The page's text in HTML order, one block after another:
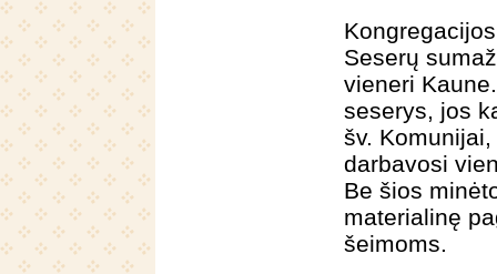
Seserų
vieneri
seserys, jos
šv.
darbavosi
Be šios
materialinę
šeimoms.